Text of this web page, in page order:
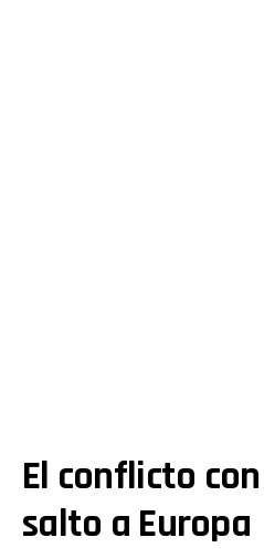
El conflicto
salto a Europa